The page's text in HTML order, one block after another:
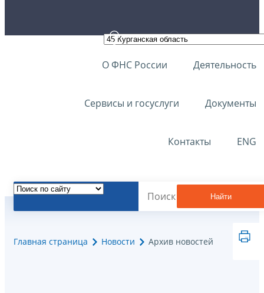
О ФНС России Деятельность
Сервисы и госуслуги Документы
Контакты ENG
Найти
Главная страница Новости Архив новостей